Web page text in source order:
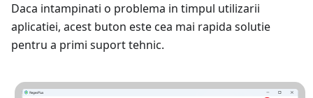
Daca intampinati o problema in timpul utilizarii
aplicatiei, acest buton este cea mai rapida solutie
pentru a primi suport tehnic.